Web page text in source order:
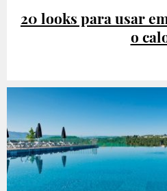
20 looks para usar
o